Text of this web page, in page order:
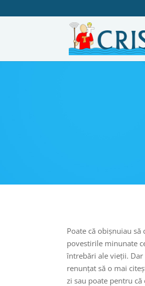
Poate că obișnuiau
povestirile minunate
întrebări ale vieții. Dar
renunțat să o mai
zi sau poate pentru